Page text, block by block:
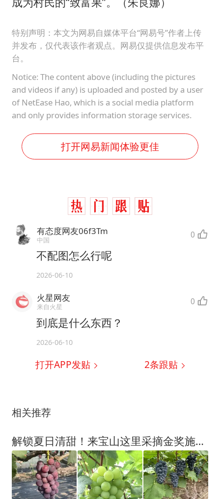
特别声明：本文为网易自媒体平台“网易号”作者上传
并发布，仅代表该作者观点。网易仅提供信息发布平
台。
Notice: The content above (including the pictures
and videos if any) is uploaded and posted by a user
of NetEase Hao, which is a social media platform
and only provides information storage services.
打开网易新闻体验更佳
有态度网友06f3Tm
中国 0
不配图怎么行呢
2026-06-10
火星网友
来自火星 0
到底是什么东西？
2026-06-10
打开APP发贴 2条跟贴
相关推荐
解锁夏日清甜！来宝山这里采摘金奖施泉葡萄啦→